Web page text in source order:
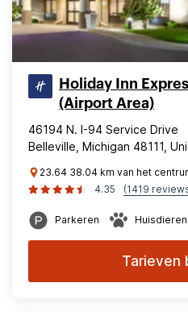
Holiday Inn
(Airport Area)
46194 N. I-94 Service Drive
Belleville, Michigan 48111,
23.64 38.04 km van het
4.35
(1419
Parkeren
Tarieven